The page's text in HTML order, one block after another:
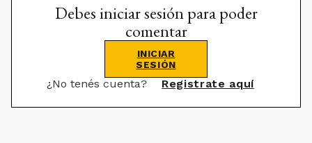
Debes iniciar sesión para poder
comentar
INICIAR
SESIÓN
¿No tenés cuenta? Registrate aquí